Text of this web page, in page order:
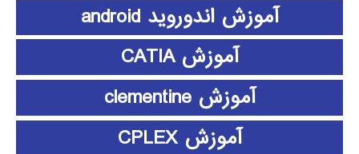
آموزش اندوروید android
آموزش CATIA
آموزش clementine
آموزش CPLEX